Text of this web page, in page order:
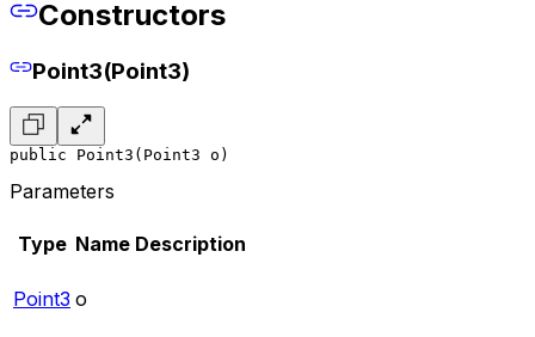
Constructors
Point3(Point3)
public Point3(Point3 o)
Parameters
Type Name Description
Point3 o